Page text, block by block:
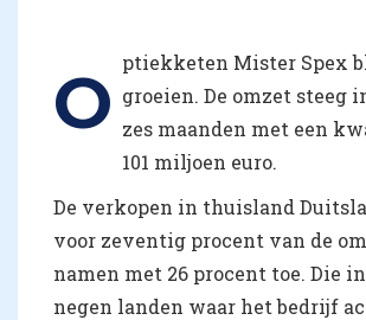
O ptiekketen Mister Spex
groeien. De omzet steeg
zes maanden met een
101 miljoen euro.
De verkopen in thuisland
voor zeventig procent van de
namen met 26 procent toe. Die
negen landen waar het bedrijf